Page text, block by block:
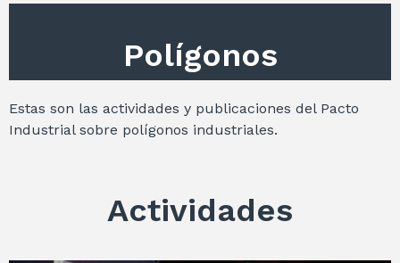
Polígonos
Estas son las actividades y publicaciones del Pacto
Industrial sobre polígonos industriales.
Actividades